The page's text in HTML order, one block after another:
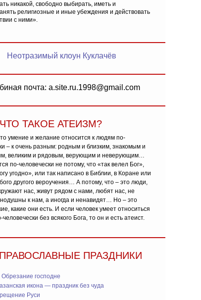
никакой, свободно выбирать, иметь и
религиозные и иные убеждения и действовать
с ними».
Неотразимый клоун Куклачёв
почта: a.site.ru.1998@gmail.com
ЧТО ТАКОЕ АТЕИЗМ?
умение и желание относится к людям по-
– к очень разным: родным и близким, знакомым и
великим и рядовым, верующим и неверующим…
по-человечески не потому, что «так велел Бог»,
угодно», или так написано в Библии, в Коране или
другого вероучения… А потому, что – это люди,
нас, живут рядом с нами, любят нас, не
к нам, а иногда и ненавидят… Но – это
какие они есть. И если человек умеет относиться
без всякого Бога, то он и есть атеист.
ПРАВОСЛАВНЫЕ ПРАЗДНИКИ
Обрезание господне
икона — праздник без чуда
Руси